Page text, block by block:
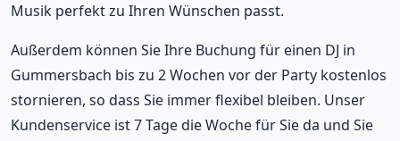
Musik perfekt zu Ihren Wünschen passt.
Außerdem können Sie Ihre Buchung für einen DJ in
Gummersbach bis zu 2 Wochen vor der Party kostenlos
stornieren, so dass Sie immer flexibel bleiben. Unser
Kundenservice ist 7 Tage die Woche für Sie da und Sie